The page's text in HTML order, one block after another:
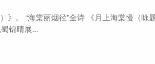
。 “海棠丽烟径”全诗 《月上海棠慢（咏
锦晴展...